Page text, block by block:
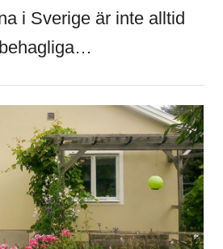
i Sverige är inte alltid